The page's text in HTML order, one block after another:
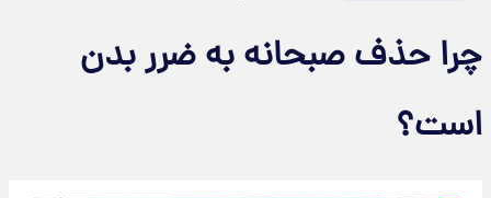
چرا حذف صبحانه به ضرر بدن
است؟